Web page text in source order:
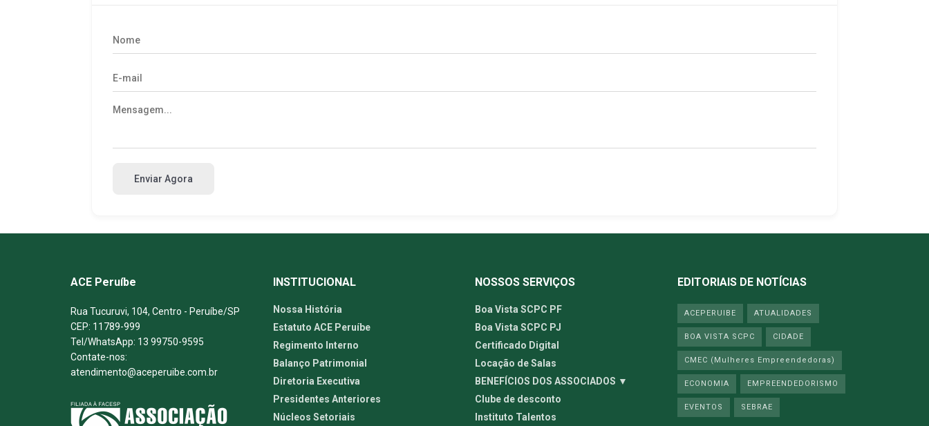
Enviar Agora
ACE Peruíbe
Rua Tucuruvi, 104, Centro - Peruíbe/SP
CEP: 11789-999
Tel/WhatsApp: 13 99750-9595
Contate-nos:
atendimento@aceperuibe.com.br
INSTITUCIONAL
Nossa História
Estatuto ACE Peruíbe
Regimento Interno
Balanço Patrimonial
Diretoria Executiva
Presidentes Anteriores
Núcleos Setoriais
NOSSOS SERVIÇOS
Boa Vista SCPC PF
Boa Vista SCPC PJ
Certificado Digital
Locação de Salas
BENEFÍCIOS DOS ASSOCIADOS ▼
Clube de desconto
Instituto Talentos
EDITORIAIS DE NOTÍCIAS
ACEPERUIBE ATUALIDADES
BOA VISTA SCPC CIDADE
CMEC (Mulheres Empreendedoras)
ECONOMIA EMPREENDEDORISMO
EVENTOS SEBRAE